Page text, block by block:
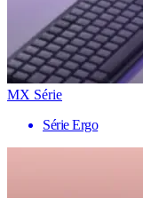
MX Série
Série Ergo